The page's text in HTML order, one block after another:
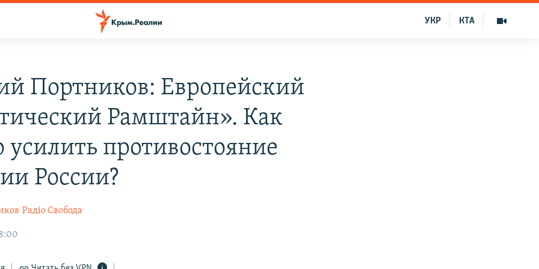
КТА
УКР
Портников: Европейский
Рамштайн». Как
противостояние
России?
Радіо Свобода